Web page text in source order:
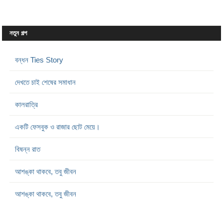
নতুন গল্প
বন্ধন Ties Story
দেখতে চাই শেষের সমাধান
কালরাত্রি
একটি ফেসবুক ও রাজার ছোট মেয়ে।
বিষন্ন রাত
আশঙ্কা থাকবে, তবু জীবন
আশঙ্কা থাকবে, তবু জীবন